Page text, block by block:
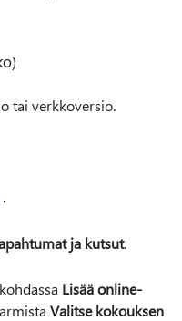
tai verkkoversio.
.
ja kutsut.
Lisää online-
Valitse kokouksen